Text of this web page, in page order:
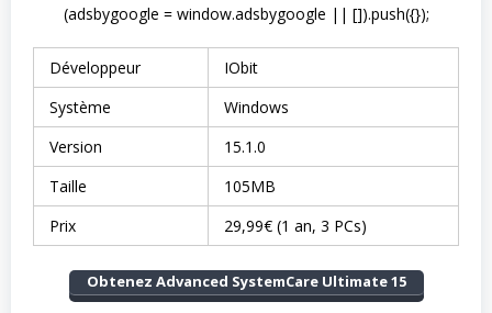
(adsbygoogle = window.adsbygoogle || []).push({});
Développeur
IObit
Système
Windows
Version
15.1.0
Taille
105MB
Prix
29,99€ (1 an, 3 PCs)
Obtenez Advanced SystemCare Ultimate 15